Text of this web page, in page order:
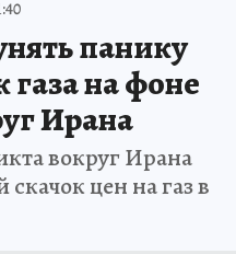
панику
газа на фоне
Ирана
вокруг Ирана
цен на газ в